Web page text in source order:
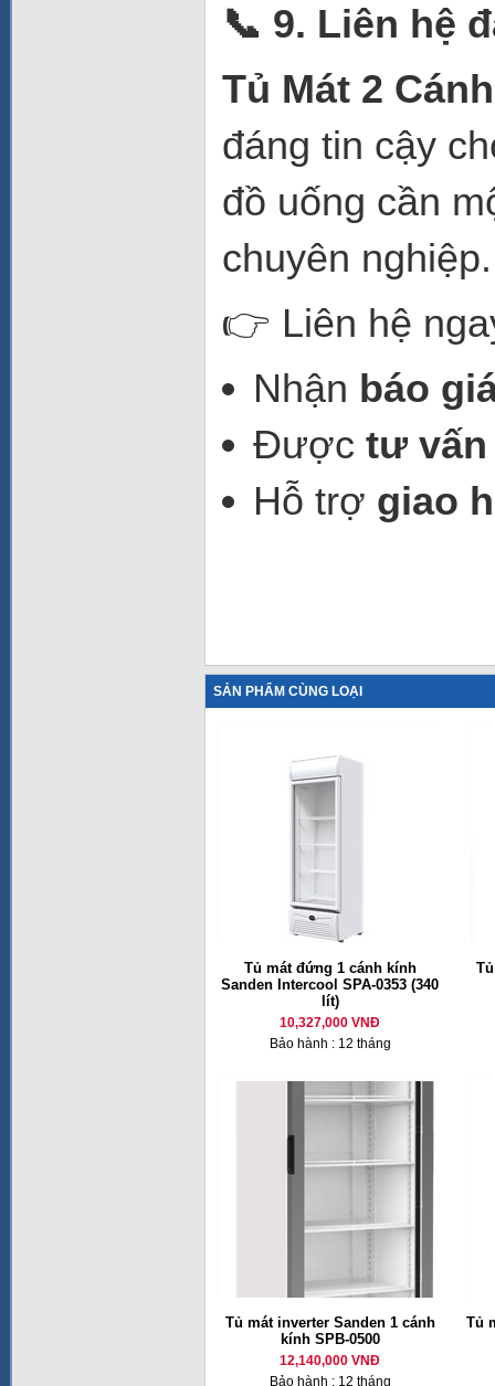
📞 9. Liên hệ
Tủ Mát 2
đáng tin cậy
đồ uống cần
chuyên nghiệp.
👉 Liên hệ
Nhận báo
Được tư vấn
Hỗ trợ giao
SẢN PHẨM CÙNG LOẠI
Tủ mát đứng 1 cánh kính
Sanden Intercool SPA-0353 (340
lít)
10,327,000 VNĐ
Bảo hành : 12 tháng
Tủ mát inverter Sanden 1 cánh
kính SPB-0500
12,140,000 VNĐ
Bảo hành : 12 tháng
Tủ